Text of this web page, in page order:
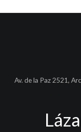
Av. de la Paz 2521,